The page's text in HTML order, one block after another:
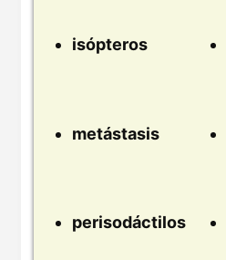
isópteros
metástasis
perisodáctilos